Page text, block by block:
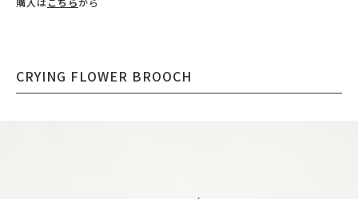
CRYING FLOWER BROOCH